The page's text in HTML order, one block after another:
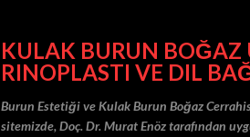
KULAK BURUN BOĞAZ
RINOPLASTI VE DIL
Burun Estetiği ve Kulak Burun Boğaz
sitemizde, Doç. Dr. Murat Enöz tarafından